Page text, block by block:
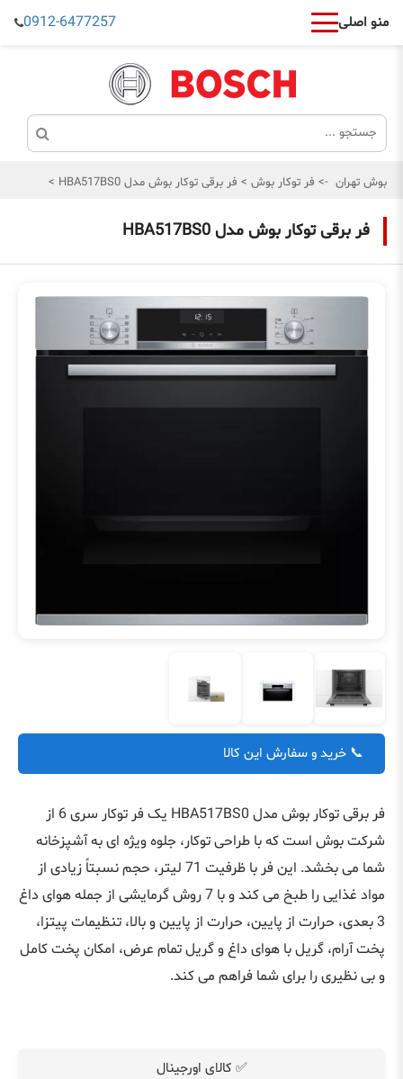
منو اصلی 0912-6477257
بوش تهران -> فر توکار بوش > فر برقی توکار بوش مدل HBA517BS0 >
فر برقی توکار بوش مدل HBA517BS0
📞 خرید و سفارش این کالا
فر برقی توکار بوش مدل HBA517BS0 یک فر توکار سری 6 از
شرکت بوش است که با طراحی توکار، جلوه ویژه ای به آشپزخانه
شما می‌ بخشد. این فر با ظرفیت 71 لیتر، حجم نسبتاً زیادی از
مواد غذایی را طبخ می‌ کند و با 7 روش گرمایشی از جمله هوای داغ
3 بعدی، حرارت از پایین، حرارت از پایین و بالا، تنظیمات پیتزا،
پخت آرام، گریل با هوای داغ و گریل تمام عرض، امکان پخت کامل
و بی‌ نظیری را برای شما فراهم می‌ کند.
✅ کالای اورجینال